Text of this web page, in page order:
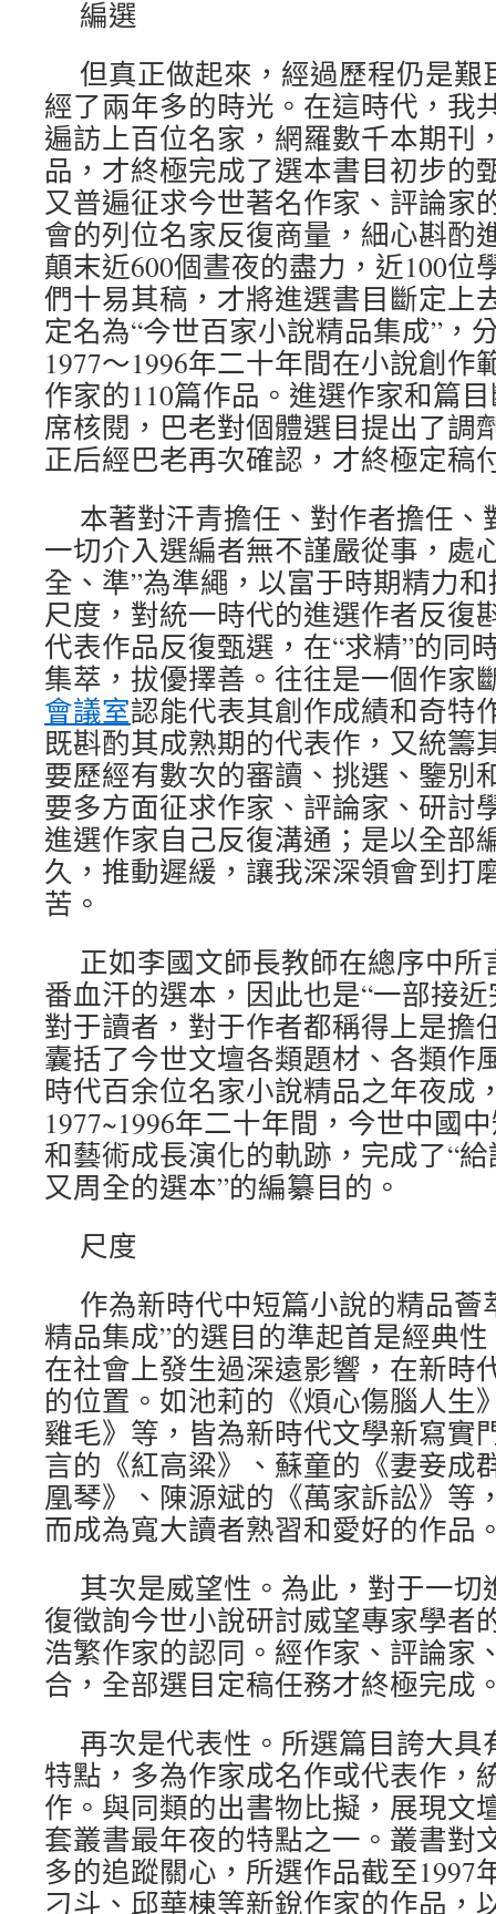
編選
但真正做起來，經過歷程仍是艱
經了兩年多的時光。在這時代，我
遍訪上百位名家，網羅數千本期刊
品，才終極完成了選本書目初步的
又普遍征求今世著名作家、評論家
會的列位名家反復商量，細心斟酌
顛末近600個晝夜的盡力，近100位
們十易其稿，才將進選書目斷定上
定名為“今世百家小說精品集成”，
1977～1996年二十年間在小說創作
作家的110篇作品。進選作家和篇
席核閱，巴老對個體選目提出了調
正后經巴老再次確認，才終極定稿
本著對汗青擔任、對作者擔任
一切介入選編者無不謹嚴從事，處
全、準”為準繩，以富于時期精力
尺度，對統一時代的進選作者反復
代表作品反復甄選，在“求精”的同
集萃，拔優擇善。往往是一個作家
會議室認能代表其創作成績和奇特
既斟酌其成熟期的代表作，又統籌
要歷經有數次的審讀、挑選、鑒別
要多方面征求作家、評論家、研討
進選作家自己反復溝通；是以全部
久，推動遲緩，讓我深深領會到打
苦。
正如李國文師長教師在總序中
番血汗的選本，因此也是“一部接
對于讀者，對于作者都稱得上是擔
囊括了今世文壇各類題材、各類作
時代百余位名家小說精品之年夜成
1977~1996年二十年間，今世中國
和藝術成長演化的軌跡，完成了“
又周全的選本”的編纂目的。
尺度
作為新時代中短篇小說的精品薈
精品集成”的選目的準起首是經典
在社會上發生過深遠影響，在新時
的位置。如池莉的《煩心傷腦人生
雞毛》等，皆為新時代文學新寫實
言的《紅高粱》、蘇童的《妻妾成
凰琴》、陳源斌的《萬家訴訟》等
而成為寬大讀者熟習和愛好的作品
其次是威望性。為此，對于一
復徵詢今世小說研討威望專家學者
浩繁作家的認同。經作家、評論家
合，全部選目定稿任務才終極完成
再次是代表性。所選篇目誇大
特點，多為作家成名作或代表作，
作。與同類的出書物比擬，展現文
套叢書最年夜的特點之一。叢書對
多的追蹤關心，所選作品截至1997
刁斗、邱華棟等新銳作家的作品，